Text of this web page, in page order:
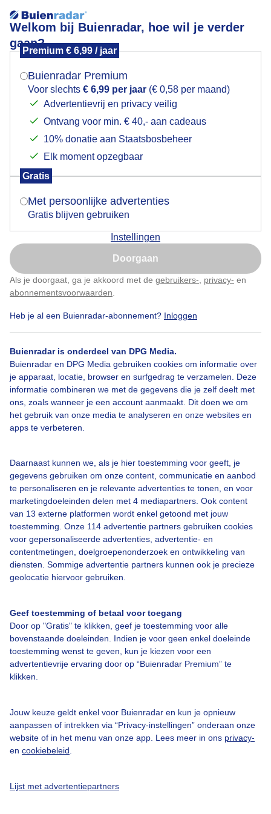
Welkom bij Buienradar, hoe wil je verder
gaan?
Premium € 6,99 / jaar
Buienradar Premium
Voor slechts € 6,99 per jaar (€ 0,58 per maand)
Advertentievrij en privacy veilig
Ontvang voor min. € 40,- aan cadeaus
10% donatie aan Staatsbosbeheer
Elk moment opzegbaar
Gratis
Met persoonlijke advertenties
Gratis blijven gebruiken
Instellingen
Doorgaan
Als je doorgaat, ga je akkoord met de gebruikers- privacy- en
abonnementsvoorwaarden
Heb je al een Buienradar-abonnement? Inloggen
Buienradar is onderdeel van DPG Media.
Buienradar en DPG Media gebruiken cookies om informatie over
je apparaat, locatie, browser en surfgedrag te verzamelen. Deze
informatie combineren we met de gegevens die je zelf deelt met
ons, zoals wanneer je een account aanmaakt. Dit doen we om
het gebruik van onze media te analyseren en onze websites en
apps te verbeteren.
Daarnaast kunnen we, als je hier toestemming voor geeft, je
gegevens gebruiken om onze content, communicatie en aanbod
te personaliseren en je relevante advertenties te tonen, en voor
marketingdoeleinden delen met 4 mediapartners. Ook content
van 13 externe platformen wordt enkel getoond met jouw
toestemming. Onze 114 advertentie partners gebruiken cookies
voor gepersonaliseerde advertenties, advertentie- en
contentmetingen, doelgroepenonderzoek en ontwikkeling van
diensten. Sommige advertentie partners kunnen ook je precieze
geolocatie hiervoor gebruiken.
Geef toestemming of betaal voor toegang
Door op "Gratis" te klikken, geef je toestemming voor alle
bovenstaande doeleinden. Indien je voor geen enkel doeleinde
toestemming wenst te geven, kun je kiezen voor een
advertentievrije ervaring door op “Buienradar Premium” te
klikken.
Jouw keuze geldt enkel voor Buienradar en kun je opnieuw
aanpassen of intrekken via “Privacy-instellingen” onderaan onze
website of in het menu van onze app. Lees meer in ons privacy-
en cookiebeleid
Lijst met advertentiepartners
Ochtendgloren!
Door: Nely V Frankenhuijzen Gemaakt: 12-05-2026, 26x bekeken
Een moment geduld aub...
Over Buienradar
Bedrijfsgegevens
Veelgestelde vragen
Contact
Gebruikersvoorwaarden
Adverteren
Buienradar Team
Privacy beleid
Privacy instellingen
Gratis weerdata
Buienradar
Mogen we je locatie gebruiken voor het
Indien je hier nog geen akkoord op hebt gegeven,
verschijnt er zo een pop-up uit je browser waarin
Is goed, toon de popup
Nu niet, misschien later
Klik hierom dit aan te passen